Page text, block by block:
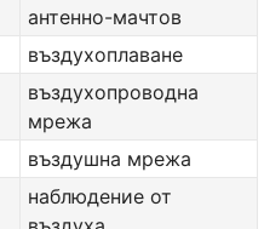
антенно-мачтов
въздухоплаване
въздухопроводна
мрежа
въздушна мрежа
наблюдение от